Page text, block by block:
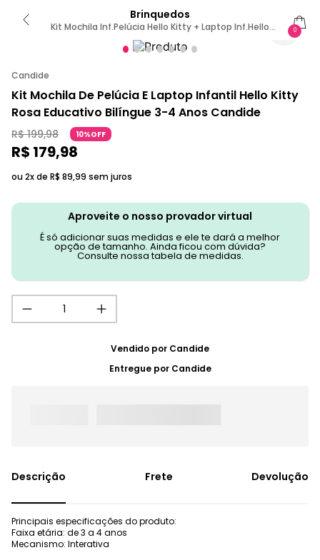
Brinquedos
Kit Mochila Inf.Pelúcia Hello Kitty + Laptop Inf.Hello
0
Candide
Kit Mochila De Pelúcia E Laptop Infantil Hello Kitty
Rosa Educativo Bilíngue 3-4 Anos Candide
R$ 199,98 10%OFF
R$ 179,98
ou 2x de R$ 89,99 sem juros
Aproveite o nosso provador virtual
É só adicionar suas medidas e ele te dará a melhor
opção de tamanho. Ainda ficou com dúvida?
Consulte nossa tabela de medidas.
Vendido por Candide
Entregue por Candide
Frete Devolução
Principais especificações do produto:
Faixa etária: de 3 a 4 anos
Mecanismo: Interativa